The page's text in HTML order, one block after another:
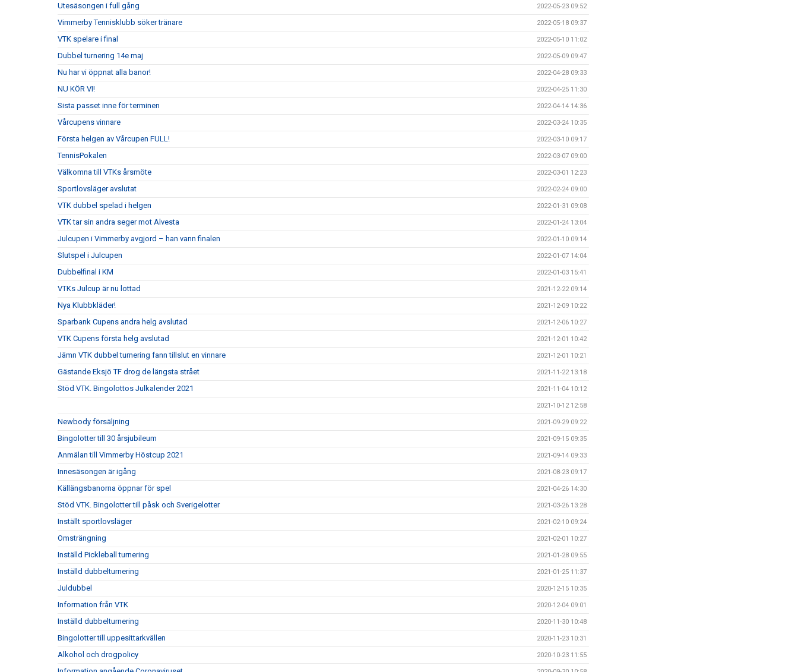
Utesäsongen i full gång 2022-05-23 09:52
Vimmerby Tennisklubb söker tränare 2022-05-18 09:37
VTK spelare i final 2022-05-10 11:02
Dubbel turnering 14e maj 2022-05-09 09:47
Nu har vi öppnat alla banor! 2022-04-28 09:33
NU KÖR VI! 2022-04-25 11:30
Sista passet inne för terminen 2022-04-14 14:36
Vårcupens vinnare 2022-03-24 10:35
Första helgen av Vårcupen FULL! 2022-03-10 09:17
TennisPokalen 2022-03-07 09:00
Välkomna till VTKs årsmöte 2022-03-01 12:23
Sportlovsläger avslutat 2022-02-24 09:00
VTK dubbel spelad i helgen 2022-01-31 09:08
VTK tar sin andra seger mot Alvesta 2022-01-24 13:04
Julcupen i Vimmerby avgjord – han vann finalen 2022-01-10 09:14
Slutspel i Julcupen 2022-01-07 14:04
Dubbelfinal i KM 2022-01-03 15:41
VTKs Julcup är nu lottad 2021-12-22 09:14
Nya Klubbkläder! 2021-12-09 10:22
Sparbank Cupens andra helg avslutad 2021-12-06 10:27
VTK Cupens första helg avslutad 2021-12-01 10:42
Jämn VTK dubbel turnering fann tillslut en vinnare 2021-12-01 10:21
Gästande Eksjö TF drog de längsta strået 2021-11-22 13:18
Stöd VTK. Bingolottos Julkalender 2021 2021-11-04 10:12
2021-10-12 12:58
Newbody försäljning 2021-09-29 09:22
Bingolotter till 30 årsjubileum 2021-09-15 09:35
Anmälan till Vimmerby Höstcup 2021 2021-09-14 09:33
Innesäsongen är igång 2021-08-23 09:17
Källängsbanorna öppnar för spel 2021-04-26 14:30
Stöd VTK. Bingolotter till påsk och Sverigelotter 2021-03-26 13:28
Inställt sportlovsläger 2021-02-10 09:24
Omsträngning 2021-02-01 10:27
Inställd Pickleball turnering 2021-01-28 09:55
Inställd dubbelturnering 2021-01-25 11:37
Juldubbel 2020-12-15 10:35
Information från VTK 2020-12-04 09:01
Inställd dubbelturnering 2020-11-30 10:48
Bingolotter till uppesittarkvällen 2020-11-23 10:31
Alkohol och drogpolicy 2020-10-23 11:55